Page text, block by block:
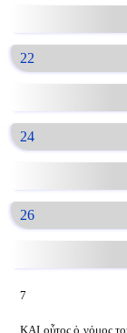
22
24
26
7
ΚΑΙ οὗτος ὁ νόμος